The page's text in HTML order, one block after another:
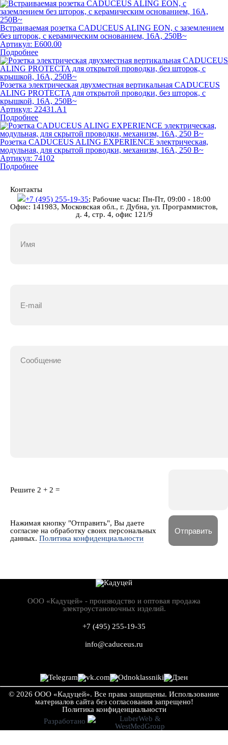
Встраиваемая розетка CADUCEUS ALING EON, с заземлением
без шторок, с керамическим основанием, 16А, 250В~
Артикул: E600.00
Подробнее
Розетка электрическая двухместная вертикальная CADUCEUS
ALING PROTECTA для открытой проводки, без шторок, с
крышкой, 16А, 250В~
Артикул: 22431.A1
Подробнее
Розетка CADUCEUS ALING EXPERIENCE электрическая,
модульная, для скрытой проводки, механизм, 16А, 250 В~
Артикул: 74102
Подробнее
Контакты
+7 (495) 255-19-35; Рабочие часы: Пн-Пт, 09:00 - 18:00
Офис: 141983, Московская обл., г. Дубна, ул. Программистов,
д. 4, стр. 4, офис 121/9
Решите 2 + 2 =
Нажимая кнопку "Отправить", Вы даете
согласие на обработку своих персональных
данных. Политика конфиденциальности
ООО «Кадуцей» - производство и оптовая продажа
электроустановочных изделий.
+7 (495) 255-19-35
info@caduceus.ru
© 2026 ООО «Кадуцей». Все права защищены. Использование
материалов сайта без согласования запрещено!
Политика конфиден­циальности
Разработано